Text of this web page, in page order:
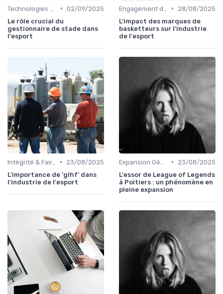
• 02/09/2025
Le rôle crucial du
gestionnaire de stade dans
l'esport
•
28/08/2025
L'impact des marques de
basketteurs sur l'industrie
de l'esport
Intégrité & Fair-play •
23/08/2025
L'importance de 'glhf' dans
l'industrie de l'esport
•
23/08/2025
L'essor de League of Legends
à Poitiers : un phénomène en
pleine expansion